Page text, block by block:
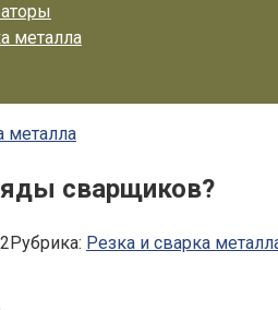
металла
металла
сварщиков?
Рубрика: Резка и сварка